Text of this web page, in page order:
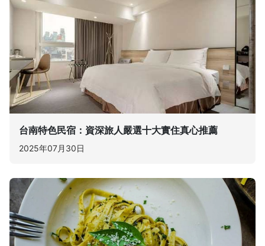
台南特色民宿：資深旅人嚴選十大實住真心推薦
2025年07月30日